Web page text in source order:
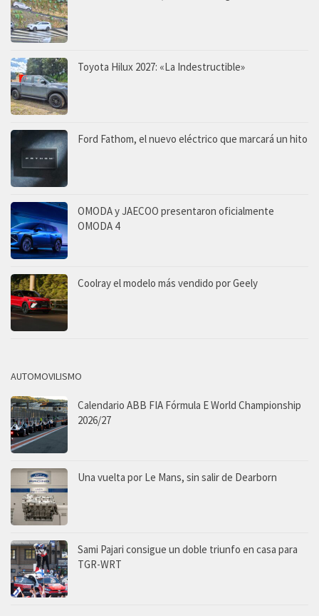
Toyota Hilux 2027: «La Indestructible»
Ford Fathom, el nuevo eléctrico que marcará un hito
OMODA y JAECOO presentaron oficialmente
OMODA 4
Coolray el modelo más vendido por Geely
AUTOMOVILISMO
Calendario ABB FIA Fórmula E World Championship
2026/27
Una vuelta por Le Mans, sin salir de Dearborn
Sami Pajari consigue un doble triunfo en casa para
TGR-WRT